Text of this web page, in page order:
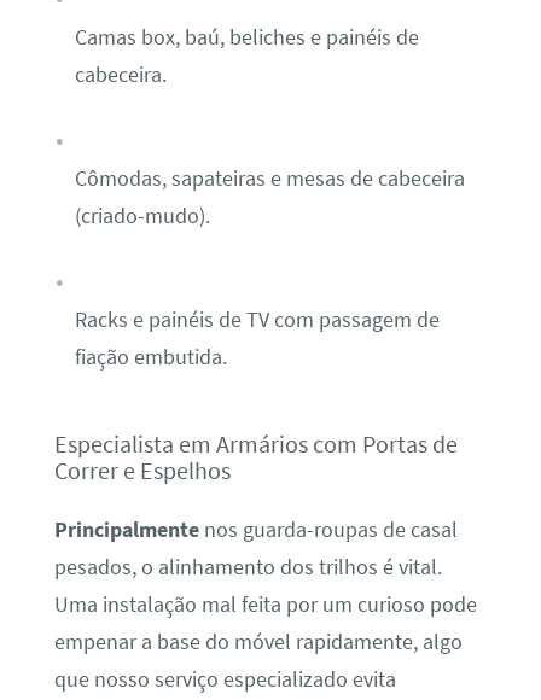
Camas box, baú, beliches e painéis de
cabeceira.
Cômodas, sapateiras e mesas de cabeceira
(criado-mudo).
Racks e painéis de TV com passagem de
fiação embutida.
Especialista em Armários com Portas de
Correr e Espelhos
Principalmentenos guarda-roupas de casal
pesados, o alinhamento dos trilhos é vital.
Uma instalação mal feita por um curioso pode
empenar a base do móvel rapidamente, algo
que nosso serviço especializado evita